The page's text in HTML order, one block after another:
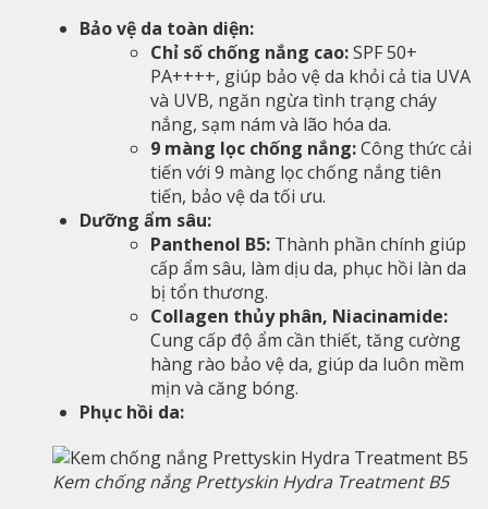
Bảo vệ da toàn diện:
Chỉ số chống nắng cao:SPF 50+
PA++++, giúp bảo vệ da khỏi cả tia UVA
và UVB, ngăn ngừa tình trạng cháy
nắng, sạm nám và lão hóa da.
9 màng lọc chống nắng:Công thức cải
tiến với 9 màng lọc chống nắng tiên
tiến, bảo vệ da tối ưu.
Dưỡng ẩm sâu:
Panthenol B5: Thành phần chính giúp
cấp ẩm sâu, làm dịu da, phục hồi làn da
bị tổn thương.
Collagen thủy phân, Niacinamide:
Cung cấp độ ẩm cần thiết, tăng cường
hàng rào bảo vệ da, giúp da luôn mềm
mịn và căng bóng.
Phục hồi da:
Kem chống nắng Prettyskin Hydra Treatment B5